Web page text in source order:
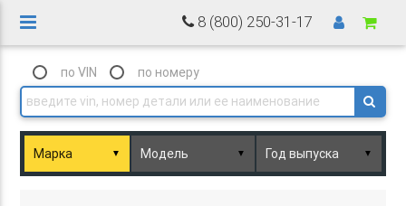
8 (800) 250-31-17
по VIN по номеру
▼ ▼ ▼